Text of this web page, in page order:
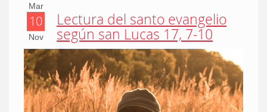
Mar
10
Nov
Lectura del santo evangelio
según san Lucas 17, 7-10